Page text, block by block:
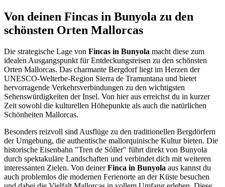
Von deinen Fincas in Bunyola zu den
schönsten Orten Mallorcas
Die strategische Lage von Fincas in Bunyola macht diese zum
idealen Ausgangspunkt für Entdeckungsreisen zu den schönsten
Orten Mallorcas. Das charmante Bergdorf liegt im Herzen der
UNESCO-Welterbe-Region Sierra de Tramuntana und bietet
hervorragende Verkehrsverbindungen zu den wichtigsten
Sehenswürdigkeiten der Insel. Von hier aus erreichst du in kurzer
Zeit sowohl die kulturellen Höhepunkte als auch die natürlichen
Schönheiten Mallorcas.
Besonders reizvoll sind Ausflüge zu den traditionellen Bergdörfern
der Umgebung, die authentische mallorquinische Kultur bieten. Die
historische Eisenbahn "Tren de Sóller" führt direkt von Bunyola
durch spektakuläre Landschaften und verbindet dich mit weiteren
interessanten Zielen. Von deinerFinca in Bunyola aus kannst du
auch problemlos die modernen Ferienorte an der Küste besuchen